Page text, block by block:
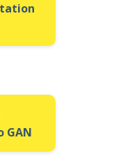
GAN